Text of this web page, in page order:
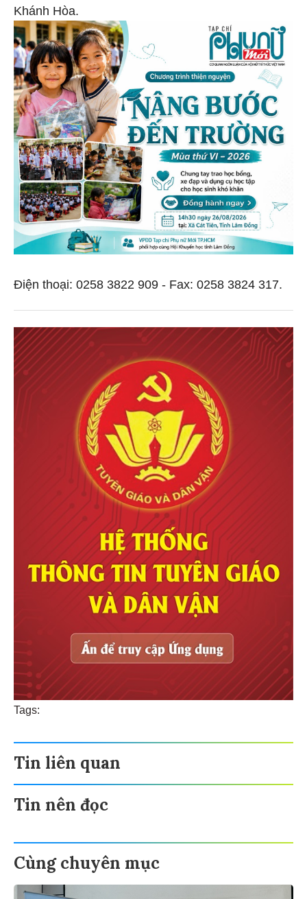
Khánh Hòa.
Điện thoại: 0258 3822 909 - Fax: 0258 3824 317.
Tags:
Tin liên quan
Tin nên đọc
Cùng chuyên mục